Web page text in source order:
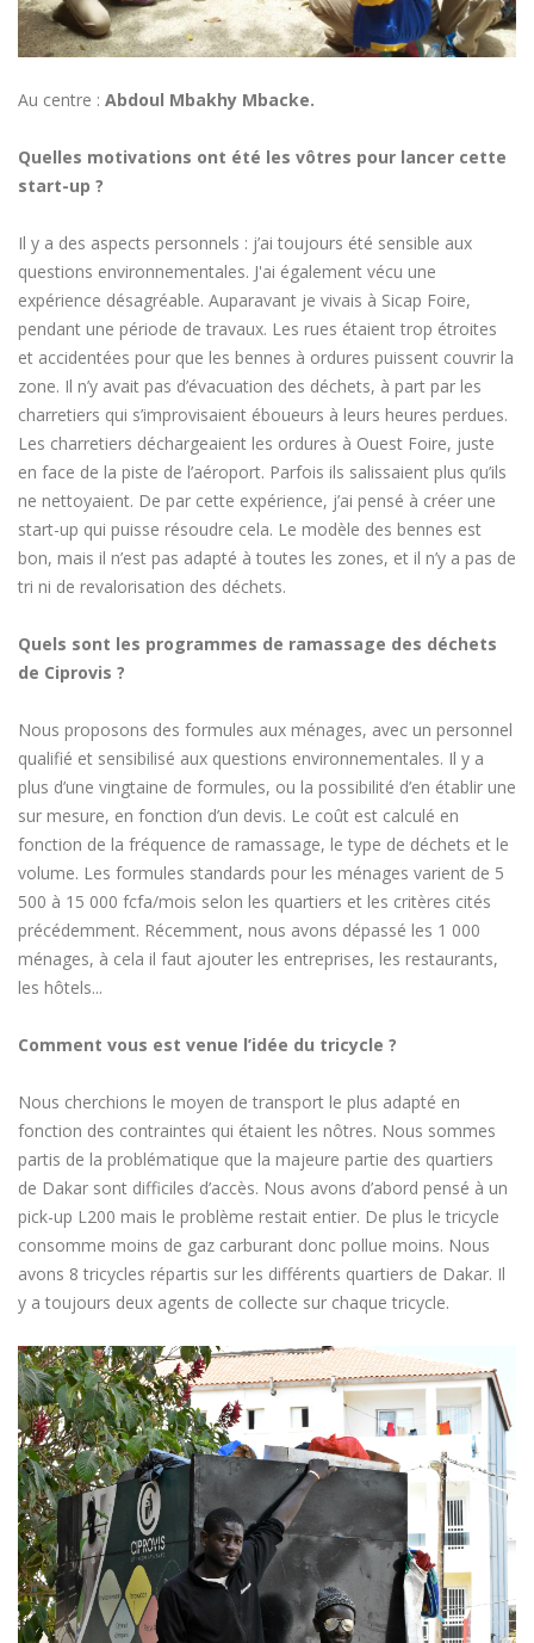
Au centre : Abdoul Mbakhy Mbacke.
Quelles motivations ont été les vôtres pour lancer cette
start-up ?
Il y a des aspects personnels : j’ai toujours été sensible aux
questions environnementales. J'ai également vécu une
expérience désagréable. Auparavant je vivais à Sicap Foire,
pendant une période de travaux. Les rues étaient trop étroites
et accidentées pour que les bennes à ordures puissent couvrir la
zone. Il n’y avait pas d’évacuation des déchets, à part par les
charretiers qui s’improvisaient éboueurs à leurs heures perdues.
Les charretiers déchargeaient les ordures à Ouest Foire, juste
en face de la piste de l’aéroport. Parfois ils salissaient plus qu’ils
ne nettoyaient. De par cette expérience, j’ai pensé à créer une
start-up qui puisse résoudre cela. Le modèle des bennes est
bon, mais il n’est pas adapté à toutes les zones, et il n’y a pas de
tri ni de revalorisation des déchets.
Quels sont les programmes de ramassage des déchets
de Ciprovis ?
Nous proposons des formules aux ménages, avec un personnel
qualifié et sensibilisé aux questions environnementales. Il y a
plus d’une vingtaine de formules, ou la possibilité d’en établir une
sur mesure, en fonction d’un devis. Le coût est calculé en
fonction de la fréquence de ramassage, le type de déchets et le
volume. Les formules standards pour les ménages varient de 5
500 à 15 000 fcfa/mois selon les quartiers et les critères cités
précédemment. Récemment, nous avons dépassé les 1 000
ménages, à cela il faut ajouter les entreprises, les restaurants,
les hôtels...
Comment vous est venue l’idée du tricycle ?
Nous cherchions le moyen de transport le plus adapté en
fonction des contraintes qui étaient les nôtres. Nous sommes
partis de la problématique que la majeure partie des quartiers
de Dakar sont difficiles d’accès. Nous avons d’abord pensé à un
pick-up L200 mais le problème restait entier. De plus le tricycle
consomme moins de gaz carburant donc pollue moins. Nous
avons 8 tricycles répartis sur les différents quartiers de Dakar. Il
y a toujours deux agents de collecte sur chaque tricycle.